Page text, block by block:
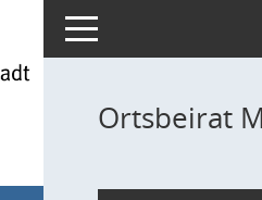
Toggle navigation
Ortsbeirat